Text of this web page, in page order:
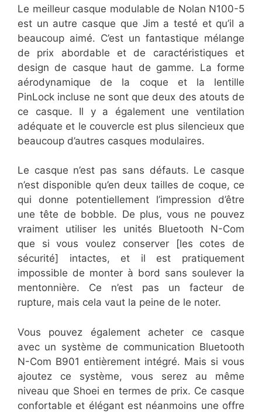
Le meilleur casque modulable de Nolan N100-5
est un autre casque que Jim a testé et qu’il a
beaucoup aimé. C’est un fantastique mélange
de prix abordable et de caractéristiques et
design de casque haut de gamme. La forme
aérodynamique de la coque et la lentille
PinLock incluse ne sont que deux des atouts de
ce casque. Il y a également une ventilation
adéquate et le couvercle est plus silencieux que
beaucoup d’autres casques modulaires.
Le casque n’est pas sans défauts. Le casque
n’est disponible qu’en deux tailles de coque, ce
qui donne potentiellement l’impression d’être
une tête de bobble. De plus, vous ne pouvez
vraiment utiliser les unités Bluetooth N-Com
que si vous voulez conserver [les cotes de
sécurité] intactes, et il est pratiquement
impossible de monter à bord sans soulever la
mentonnière. Ce n’est pas un facteur de
rupture, mais cela vaut la peine de le noter.
Vous pouvez également acheter ce casque
avec un système de communication Bluetooth
N-Com B901 entièrement intégré. Mais si vous
ajoutez ce système, vous serez au même
niveau que Shoei en termes de prix. Ce casque
confortable et élégant est néanmoins une offre